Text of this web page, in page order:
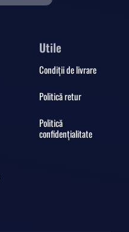
Utile
Condiții de livrare
Politică retur
Politică
confidențialitate